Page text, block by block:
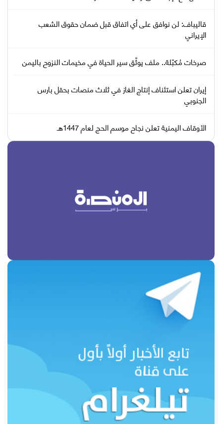
قاليباف: لن نوافق على أي اتفاق قبل ضمان حقوق الشعب
الإيراني
صرخات مُكبّلة.. ملف يوثّق سير الحياة في مخيمات النزوح باليمن
إيران تعلن استئناف إنتاج الغاز في ثلاث منصات بحقل بارس
الجنوبي
الأوقاف اليمنية تعلن نجاح موسم الحج لعام 1447هـ